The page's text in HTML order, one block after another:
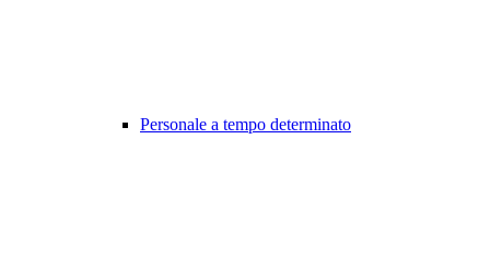
Personale a tempo determinato